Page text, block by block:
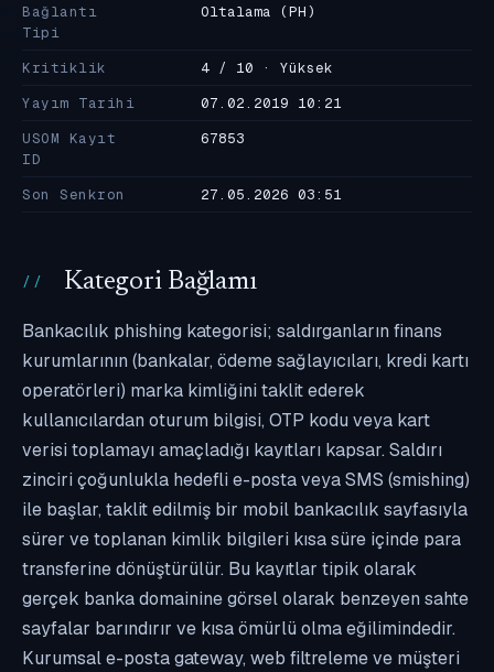
Bağlantı
Tipi
Oltalama (PH)
Kritiklik
4 / 10 · Yüksek
Yayım Tarihi
07.02.2019 10:21
USOM Kayıt
ID
67853
Son Senkron 27.05.2026 03:51
Kategori Bağlamı
Bankacılık phishing kategorisi; saldırganların finans
kurumlarının (bankalar, ödeme sağlayıcıları, kredi kartı
operatörleri) marka kimliğini taklit ederek
kullanıcılardan oturum bilgisi, OTP kodu veya kart
verisi toplamayı amaçladığı kayıtları kapsar. Saldırı
zinciri çoğunlukla hedefli e-posta veya SMS (smishing)
ile başlar, taklit edilmiş bir mobil bankacılık sayfasıyla
sürer ve toplanan kimlik bilgileri kısa süre içinde para
transferine dönüştürülür. Bu kayıtlar tipik olarak
gerçek banka domainine görsel olarak benzeyen sahte
sayfalar barındırır ve kısa ömürlü olma eğilimindedir.
Kurumsal e-posta gateway, web filtreleme ve müşteri